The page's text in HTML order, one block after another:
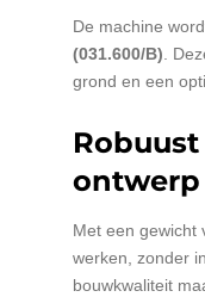
De machine
(031.600/B) .
grond en een
ontwerp
Met een gewicht
werken, zonder
bouwkwaliteit